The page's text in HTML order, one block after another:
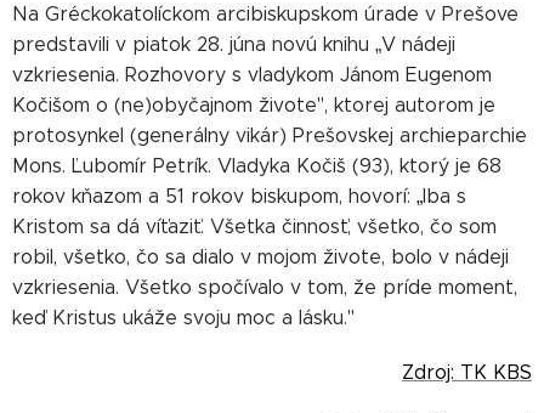
Na Gréckokatolíckom arcibiskupskom úrade v Prešove
predstavili v piatok 28. júna novú knihu „V nádeji
vzkriesenia. Rozhovory s vladykom Jánom Eugenom
Kočišom o (ne)obyčajnom živote", ktorej autorom je
protosynkel (generálny vikár) Prešovskej archieparchie
Mons. Ľubomír Petrík. Vladyka Kočiš (93), ktorý je 68
rokov kňazom a 51 rokov biskupom, hovorí: „Iba s
Kristom sa dá víťaziť. Všetka činnosť, všetko, čo som
robil, všetko, čo sa dialo v mojom živote, bolo v nádeji
vzkriesenia. Všetko spočívalo v tom, že príde moment,
keď Kristus ukáže svoju moc a lásku."
Zdroj: TK KBS